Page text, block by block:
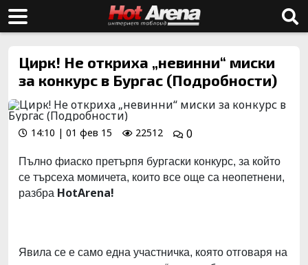
Цирк! Не откриха „невинни“ миски
за конкурс в Бургас (Подробности)
14:10 | 01 фев 15 22512 0
Пълно фиаско претърпя бургаски конкурс, за който
се търсеха момичета, които все още са неопетнени,
разбра HotArena!
Явила се е само една участничка, която отговаря на